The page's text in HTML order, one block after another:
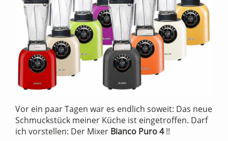
Vor ein paar Tagen war es endlich soweit: Das neue
Schmuckstück meiner Küche ist eingetroffen. Darf
ich vorstellen: Der Mixer Bianco Puro 4!!